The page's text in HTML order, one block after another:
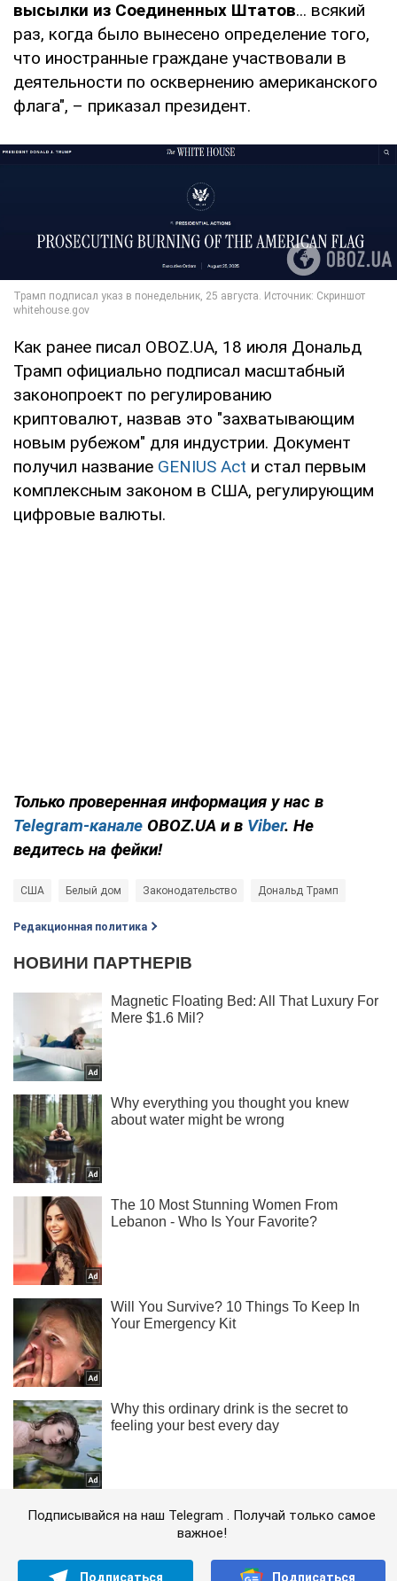
высылки из Соединенных Штатов... всякий
раз, когда было вынесено определение того,
что иностранные граждане участвовали в
деятельности по осквернению американского
флага", – приказал президент.
Как ранее писал OBOZ.UA, 18 июля Дональд
Трамп официально подписал масштабный
законопроект по регулированию
криптовалют, назвав это "захватывающим
новым рубежом" для индустрии. Документ
получил название GENIUS Act и стал первым
комплексным законом в США, регулирующим
цифровые валюты.
Только проверенная информация у нас в
Telegram-канале OBOZ.UA и в Viber. Не
ведитесь на фейки!
США Белый дом Законодательство Дональд Трамп
Редакционная политика
Подписывайся на наш Telegram . Получай только самое
важное!
Подписаться Подписаться